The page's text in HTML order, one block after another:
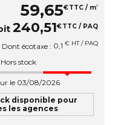
59,65€TTC / m2
240,51€TTC / PAQ
Dont écotaxe : 0,1 € HT / PAQ
Hors stock
le 03/08/2026
disponible pour
les agences